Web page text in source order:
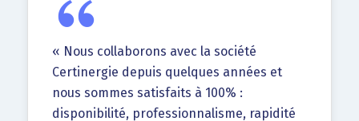
« Nous collaborons avec la société
Certinergie depuis quelques années et
nous sommes satisfaits à 100% :
disponibilité, professionnalisme, rapidité